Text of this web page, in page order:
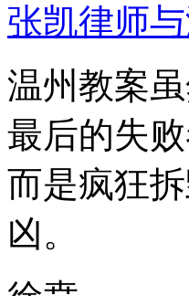
张凯律师
温州教案
最后的失
而是疯狂
凶。